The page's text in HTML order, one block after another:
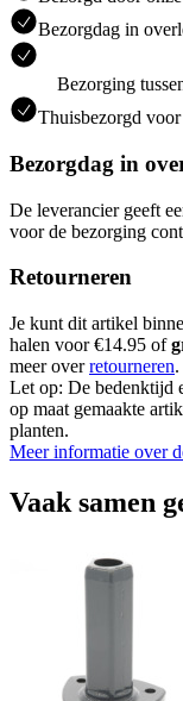
Bezorgdag in
Bezorging
Thuisbezorgd
Bezorgdag in
De leverancier geeft
voor de bezorging
Retourneren
Je kunt dit artikel
halen voor €14.95 of
meer overretourneren.
Let op: De bedenktijd
op maat gemaakte
planten.
Meer informatie over
Vaak samen